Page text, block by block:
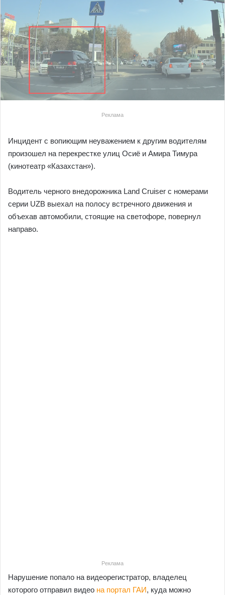
Реклама
Инцидент с вопиющим неуважением к другим водителям
произошел на перекрестке улиц Осиё и Амира Тимура
(кинотеатр «Казахстан»).
Водитель черного внедорожника Land Cruiser с номерами
серии UZB выехал на полосу встречного движения и
объехав автомобили, стоящие на светофоре, повернул
направо.
Реклама
Нарушение попало на видеорегистратор, владелец
которого отправил видео на портал ГАИ, куда можно